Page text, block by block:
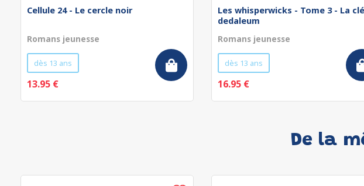
Cellule 24 - Le cercle noir
Romans jeunesse
dès 13 ans
13.95 €
Les whisperwicks - Tome 3 - La
dedaleum
Romans jeunesse
dès 13 ans
16.95 €
De la